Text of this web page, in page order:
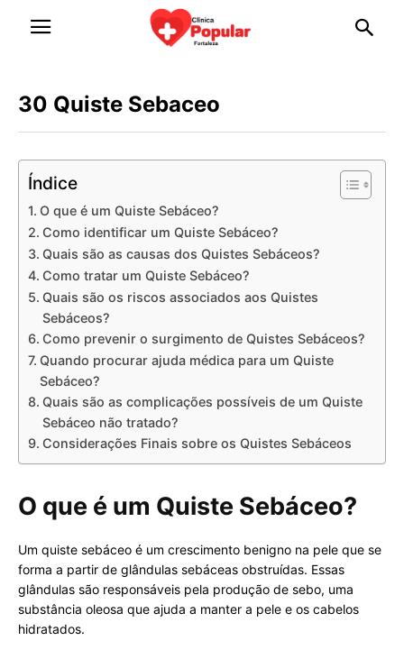
30 Quiste Sebaceo
Índice
O que é um Quiste Sebáceo?
Como identificar um Quiste Sebáceo?
Quais são as causas dos Quistes Sebáceos?
Como tratar um Quiste Sebáceo?
Quais são os riscos associados aos Quistes
Sebáceos?
Como prevenir o surgimento de Quistes Sebáceos?
Quando procurar ajuda médica para um Quiste
Sebáceo?
Quais são as complicações possíveis de um Quiste
Sebáceo não tratado?
Considerações Finais sobre os Quistes Sebáceos
O que é um Quiste Sebáceo?
Um quiste sebáceo é um crescimento benigno na pele que se
forma a partir de glândulas sebáceas obstruídas. Essas
glândulas são responsáveis pela produção de sebo, uma
substância oleosa que ajuda a manter a pele e os cabelos
hidratados.